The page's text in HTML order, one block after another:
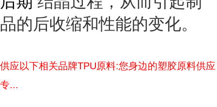
品的后收缩和性能的变化。
供应以下相关品牌TPU原料:您身边的塑胶原料供应
专...